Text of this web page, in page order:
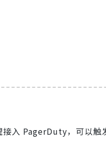
入 PagerDuty，可以触